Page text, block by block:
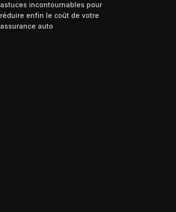
astuces incontournables pour
réduire enfin le coût de votre
assurance auto